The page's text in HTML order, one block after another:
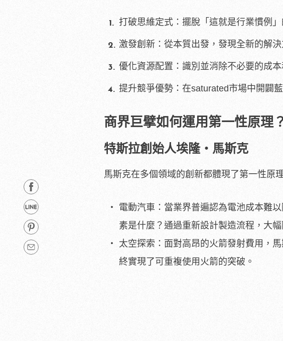
打破思維定式：擺脫「這就是行業慣例」
激發創新：從本質出發，發現全新的解決
優化資源配置：識別並消除不必要的成本
提升競爭優勢：在saturated市場中開闢藍
商界巨擘如何運用第一性原理
特斯拉創始人埃隆・馬斯克
馬斯克在多個領域的創新都體現了第一性原
電動汽車：當業界普遍認為電池成本難
素是什麼？通過重新設計製造流程，大幅
太空探索：面對高昂的火箭發射費用，
終實現了可重複使用火箭的突破。